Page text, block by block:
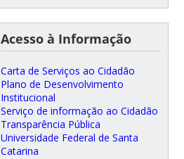
Acesso à Informação
Carta de Serviços ao Cidadão
Plano de Desenvolvimento
Institucional
Serviço de informação ao Cidadão
Transparência Pública
Universidade Federal de Santa
Catarina